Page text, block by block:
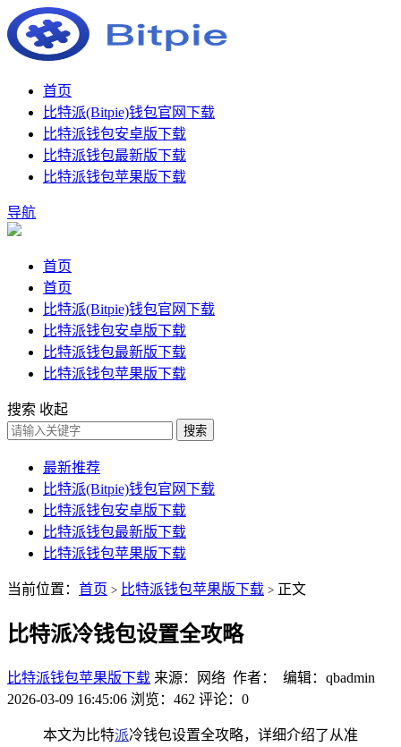
首页
比特派(Bitpie)钱包官网下载
比特派钱包安卓版下载
比特派钱包最新版下载
比特派钱包苹果版下载
导航
首页
首页
比特派(Bitpie)钱包官网下载
比特派钱包安卓版下载
比特派钱包最新版下载
比特派钱包苹果版下载
搜索 收起
搜索
最新推荐
比特派(Bitpie)钱包官网下载
比特派钱包安卓版下载
比特派钱包最新版下载
比特派钱包苹果版下载
当前位置： 首页 > 比特派钱包苹果版下载 > 正文
比特派冷钱包设置全攻略
比特派钱包苹果版下载 来源：网络 作者： 编辑：qbadmin
2026-03-09 16:45:06 浏览：462 评论：0
本文为比特派冷钱包设置全攻略，详细介绍了从准